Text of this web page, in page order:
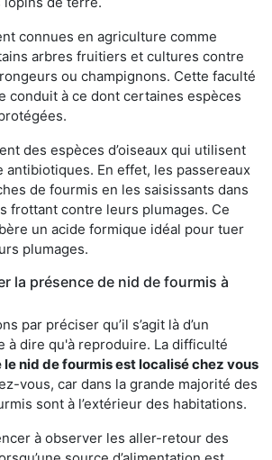
connues en agriculture comme
arbres fruitiers et cultures contre
ou champignons. Cette faculté
conduit à ce dont certaines espèces
des espèces d’oiseaux qui utilisent
antibiotiques. En effet, les passereaux
de fourmis en les saisissants dans
frottant contre leurs plumages. Ce
un acide formique idéal pour tuer
plumages.
la présence de nid de fourmis à
par préciser qu’il s’agit là d’un
à dire qu'à reproduire. La difficulté
le nid de fourmis est localisé chez vous
vous, car dans la grande majorité des
sont à l’extérieur des habitations.
à observer les aller-retour des